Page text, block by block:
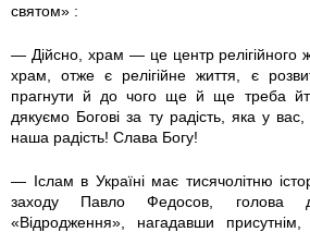
святом» :
— Дійсно, храм — це центр релігійного
храм, отже є релігійне життя, є
прагнути й до чого ще й ще треба
дякуємо Богові за ту радість, яка у
наша радість! Слава Богу!
— Іслам в Україні має тисячолітню
заходу Павло Федосов, голова
«Відродження», нагадавши